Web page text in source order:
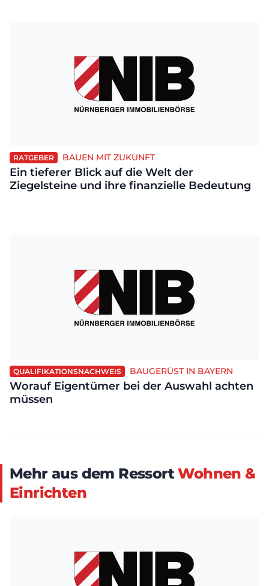
RATGEBER BAUEN MIT ZUKUNFT
Ein tieferer Blick auf die Welt der
Ziegelsteine und ihre finanzielle Bedeutung
QUALIFIKATIONSNACHWEIS BAUGERÜST IN BAYERN
Worauf Eigentümer bei der Auswahl achten
müssen
Mehr aus dem RessortWohnen &
Einrichten